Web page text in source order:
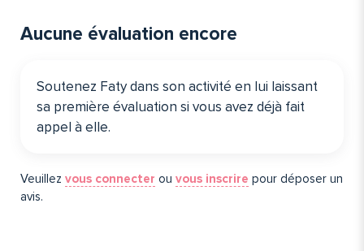
Aucune évaluation encore
Soutenez Faty dans son activité en lui laissant
sa première évaluation si vous avez déjà fait
appel à elle️.
Veuillez vous connecter ou vous inscrire pour déposer un
avis.